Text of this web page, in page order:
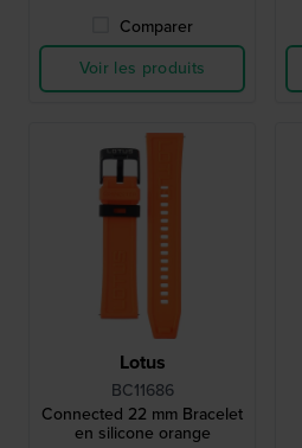
Comparer
Voir les produits
Lotus
BC11686
Connected 22 mm Bracelet
en silicone orange